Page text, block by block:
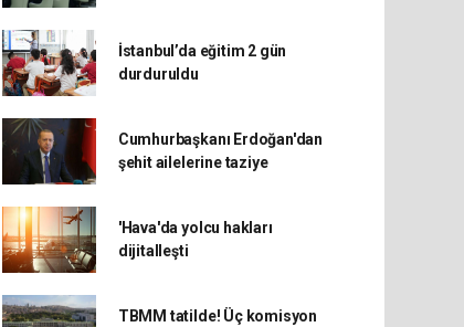
İstanbul’da eğitim 2 gün
durduruldu
Cumhurbaşkanı Erdoğan'dan
şehit ailelerine taziye
'Hava'da yolcu hakları
dijitalleşti
TBMM tatilde! Üç komisyon